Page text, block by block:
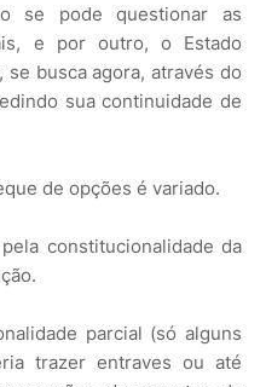
se pode questionar as
e por outro, o Estado
busca agora, através do
sua continuidade de
de opções é variado.
constitucionalidade da
parcial (só alguns
trazer entraves ou até